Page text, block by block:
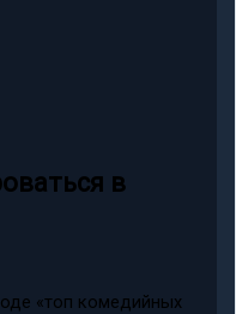
в
«топ комедийных